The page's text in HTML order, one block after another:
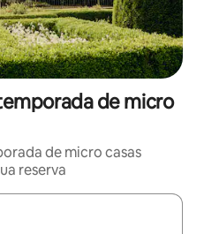
de micro
de micro casas
reserva
disponíveis, explore-os